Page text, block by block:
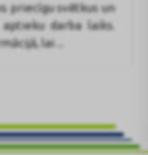
priecīgu svētkus un
darba laiks.
lai ...